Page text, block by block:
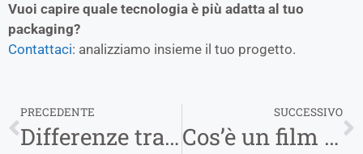
Vuoi capire quale tecnologia è più adatta al tuo
packaging?
Contattaci: analizziamo insieme il tuo progetto.
PRECEDENTE
Differenze tra stampa rotocalco e flessografica
SUCCESSIVO
Cos’è un film barriera e quando usarlo